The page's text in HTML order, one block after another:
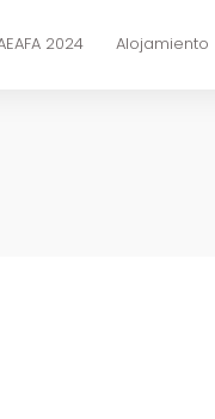
2024 Alojamiento